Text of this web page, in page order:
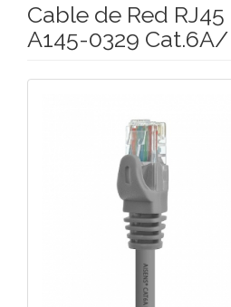
Cable de Red
A145-0329